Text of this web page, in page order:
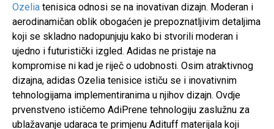
Ozelia tenisica odnosi se na inovativan dizajn. Moderan i
aerodinamičan oblik obogaćen je prepoznatljivim detaljima
koji se skladno nadopunjuju kako bi stvorili moderan i
ujedno i futuristički izgled. Adidas ne pristaje na
kompromise ni kad je riječ o udobnosti. Osim atraktivnog
dizajna, adidas Ozelia tenisice ističu se i inovativnim
tehnologijama implementiranima u njihov dizajn. Ovdje
prvenstveno ističemo AdiPrene tehnologiju zaslužnu za
ublažavanje udaraca te primjenu Adituff materijala koji